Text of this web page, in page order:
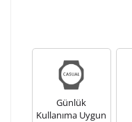
Günlük
Kullanıma Uygun